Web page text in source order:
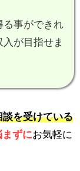
る事ができれ
が目指せま
を受けている
ずにお気軽に